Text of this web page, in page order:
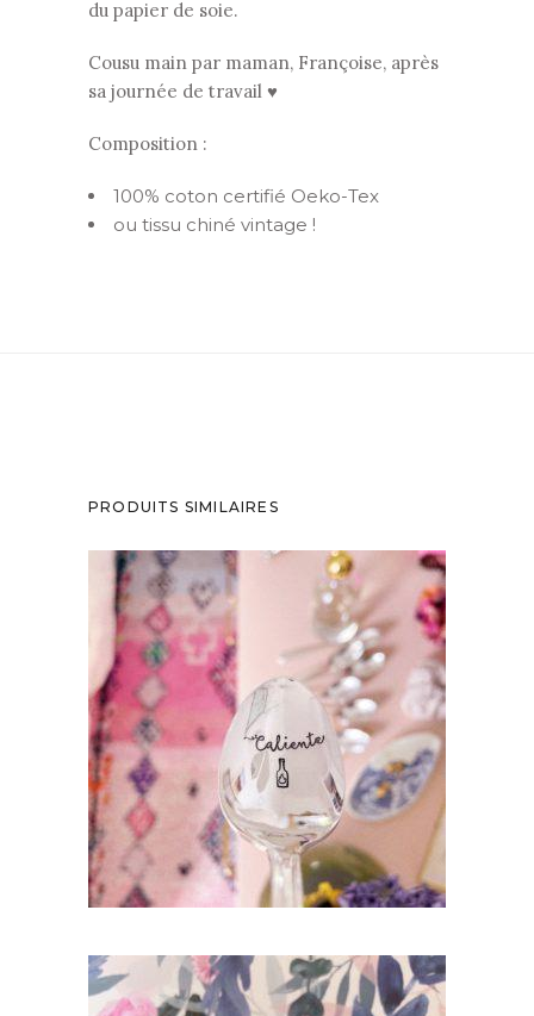
du papier de soie.
Cousu main par maman, Françoise, après
sa journée de travail ♥
Composition :
100% coton certifié Oeko-Tex
ou tissu chiné vintage !
PRODUITS SIMILAIRES
CHOOSE – CUILLÈRE À DESSERT GRAVÉE
VINTAGE : CALIENTE
35,00
AJOUTER AU PANIER